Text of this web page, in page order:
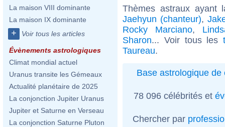
La maison VIII dominante
La maison IX dominante
+ Voir tous les articles
Évènements astrologiques
Climat mondial actuel
Uranus transite les Gémeaux
Actualité planétaire de 2025
La conjonction Jupiter Uranus
Jupiter et Saturne en Verseau
La conjonction Saturne Pluton
Thèmes astraux
Jaehyun (chanteur),
Rocky Marciano,
Sharon... Voir tous les
Taureau.
Base astrologique de
78 096 célébrités et
Chercher par